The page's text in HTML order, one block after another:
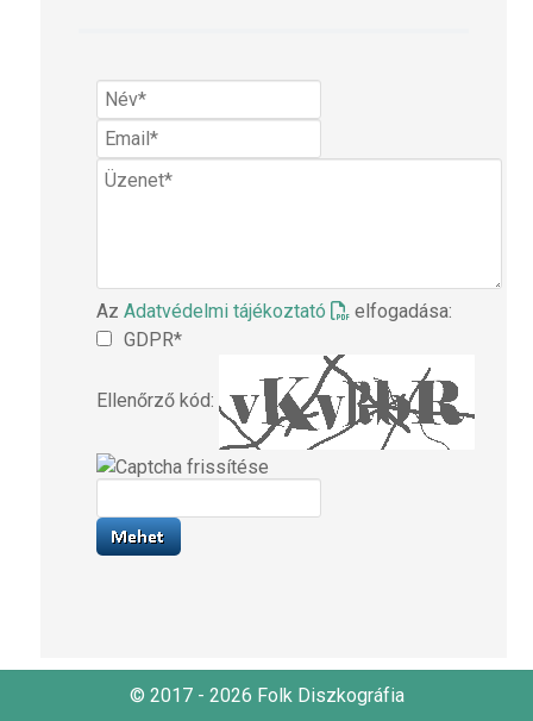
Az Adatvédelmi tájékoztató
elfogadása:
GDPR*
Ellenőrző kód:
© 2017 - 2026 Folk Diszkográfia